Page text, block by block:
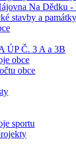
Na Dědku -
stavby a památky
ÚP Č. 3 A a 3B
obce
obce
sportu